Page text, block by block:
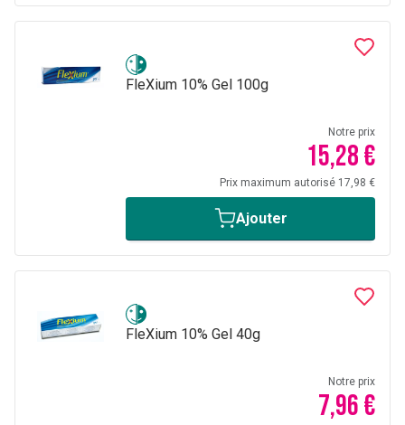
FleXium 10% Gel 100g
Notre prix
15,28 €
Prix maximum autorisé 17,98 €
Ajouter
FleXium 10% Gel 40g
Notre prix
7,96 €